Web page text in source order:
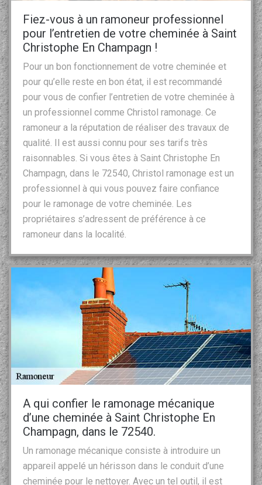
Fiez-vous à un ramoneur professionnel
pour l’entretien de votre cheminée à Saint
Christophe En Champagn !
Pour un bon fonctionnement de votre cheminée et
pour qu’elle reste en bon état, il est recommandé
pour vous de confier l’entretien de votre cheminée à
un professionnel comme Christol ramonage. Ce
ramoneur a la réputation de réaliser des travaux de
qualité. Il est aussi connu pour ses tarifs très
raisonnables. Si vous êtes à Saint Christophe En
Champagn, dans le 72540, Christol ramonage est un
professionnel à qui vous pouvez faire confiance
pour le ramonage de votre cheminée. Les
propriétaires s’adressent de préférence à ce
ramoneur dans la localité.
A qui confier le ramonage mécanique
d’une cheminée à Saint Christophe En
Champagn, dans le 72540.
Un ramonage mécanique consiste à introduire un
appareil appelé un hérisson dans le conduit d’une
cheminée pour le nettoyer. Avec un tel outil, il est